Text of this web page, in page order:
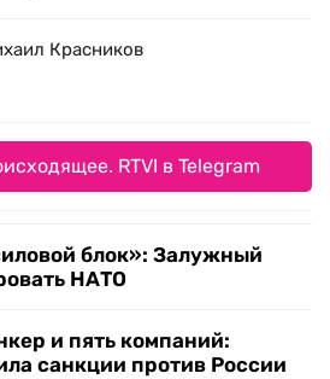
Красников
RTVI в Telegram
блок»: Залужный
НАТО
и пять компаний:
санкции против России